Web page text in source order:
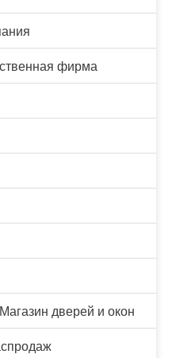
фирма
дверей и окон